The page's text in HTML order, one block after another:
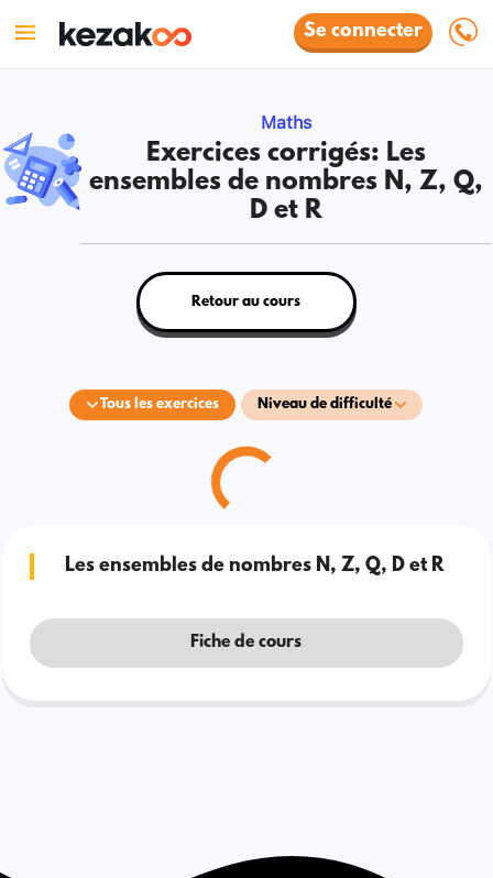
Se connecter
Maths
Exercices corrigés: Les
ensembles de nombres N, Z, Q,
D et R
Tous les exercices Niveau de difficulté
Retour au cours
Les ensembles de nombres N, Z, Q, D et R
Fiche de cours